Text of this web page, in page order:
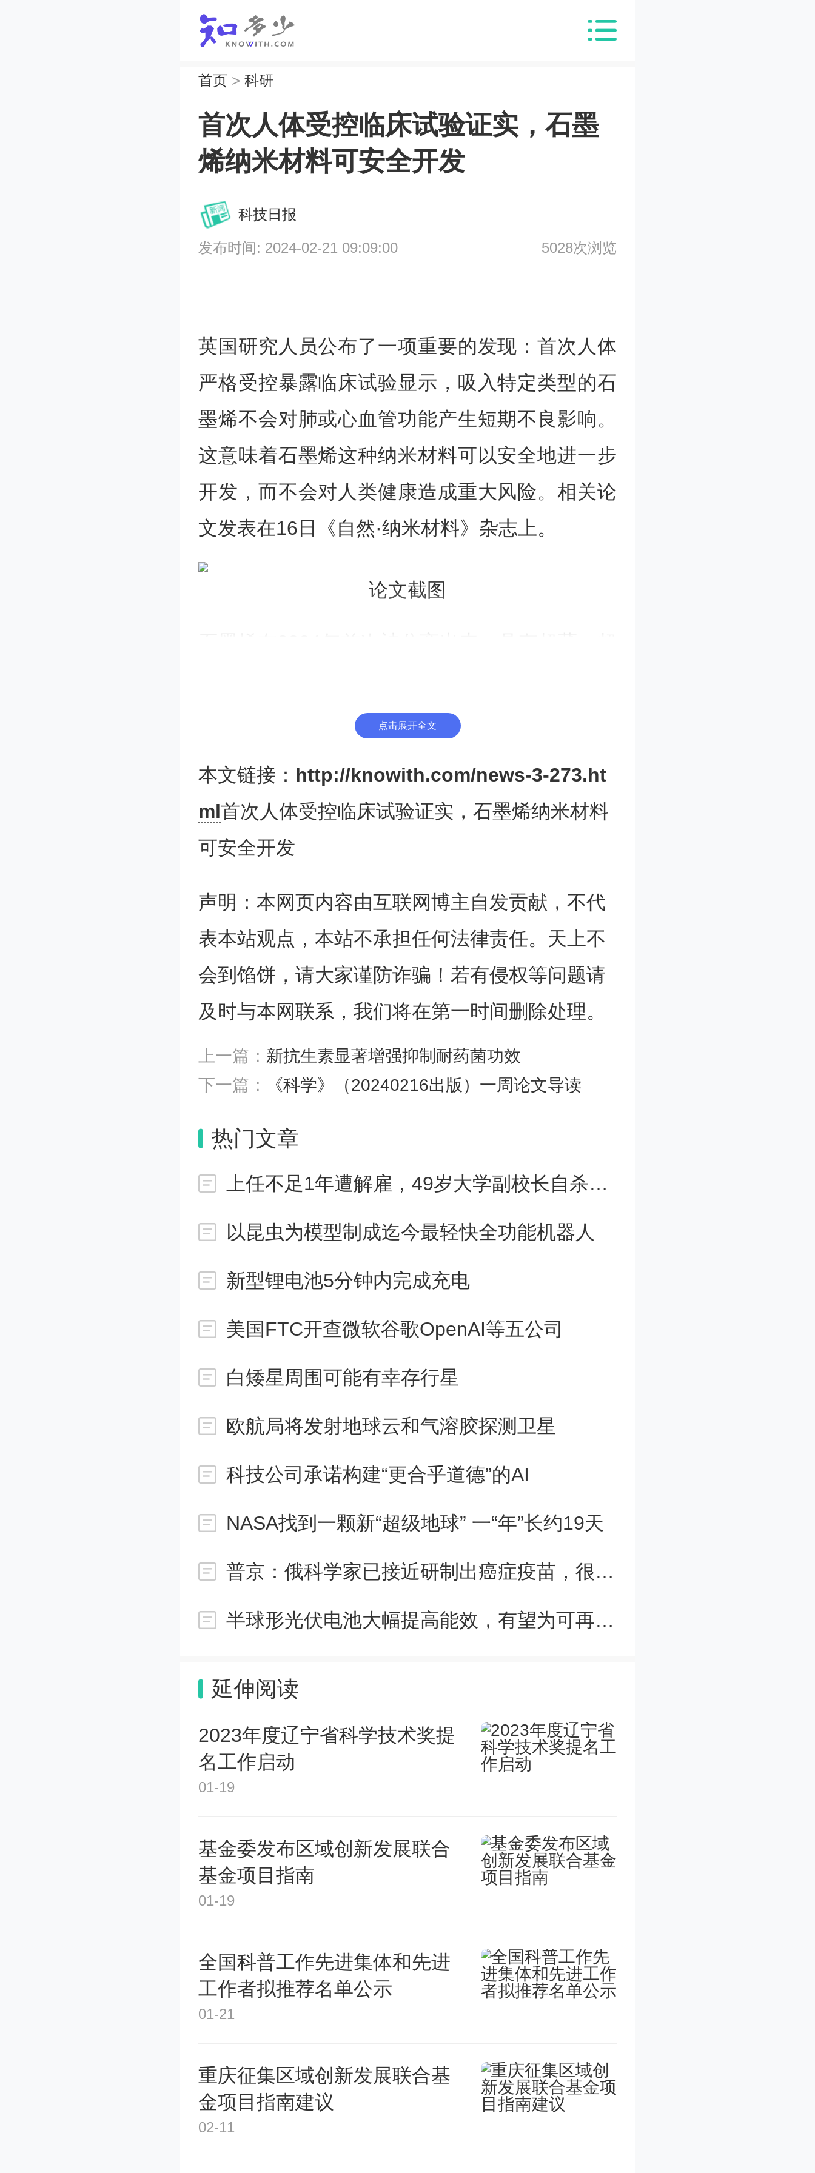
首页 > 科研
首次人体受控临床试验证实，石墨
烯纳米材料可安全开发
科技日报
发布时间: 2024-02-21 09:09:00 5028次浏览
英国研究人员公布了一项重要的发现：首次人体
严格受控暴露临床试验显示，吸入特定类型的石
墨烯不会对肺或心血管功能产生短期不良影响。
这意味着石墨烯这种纳米材料可以安全地进一步
开发，而不会对人类健康造成重大风险。相关论
文发表在16日《自然·纳米材料》杂志上。
论文截图
应用于电子产品、手机屏幕、服装、油漆和水净
针对癌症和其他疾病的靶向治疗方面所能发挥的
作用，例如将其制成可植入设备和传感器。然
而，在医疗应用之前，所有纳米材料都需要测试
是否有任何潜在的不利影响。
此次人体试验使用了超纯氧化石墨烯纳米薄片
（一种与水相融的材料）。来自爱丁堡大学和曼
彻斯特大学的研究人员招募了14名志愿者，这些
人在严格控制的暴露和临床监测条件下参与了这
项研究。志愿者在专门设计的移动实验室中骑车
时，戴着口罩呼吸了超纯氧化石墨烯2个小时，并
返回诊所，反复受控地暴露在不同质量的氧化石
墨烯或清洁空气中进行比较。
结果表明，吸入超纯氧化石墨烯对肺功能、血压
或大多数其他生物参数没有不良影响。研究人员
会影响血液凝块的方式，但这种影响非常小。不
过，仍需进一步调查以确定更高剂量和长时间接
触石墨烯的潜在影响。
研究人员表示，石墨烯等纳米材料前景看好，但
泛地应用。通过在人类志愿者身上探索这种独特
手段和监测技术的开发打开大门。
点击展开全文
本文链接： http://knowith.com/news-3-273.ht
ml首次人体受控临床试验证实，石墨烯纳米材料
可安全开发
声明：本网页内容由互联网博主自发贡献，不代
表本站观点，本站不承担任何法律责任。天上不
会到馅饼，请大家谨防诈骗！若有侵权等问题请
及时与本网联系，我们将在第一时间删除处理。
上一篇： 新抗生素显著增强抑制耐药菌功效
下一篇：
《科学》（20240216出版）一周论文导读
热门文章
上任不足1年遭解雇，49岁大学副校长自杀身亡
以昆虫为模型制成迄今最轻快全功能机器人
新型锂电池5分钟内完成充电
美国FTC开查微软谷歌OpenAI等五公司
白矮星周围可能有幸存行星
欧航局将发射地球云和气溶胶探测卫星
科技公司承诺构建“更合乎道德”的AI
NASA找到一颗新“超级地球” 一“年”长约19天
普京：俄科学家已接近研制出癌症疫苗，很快将面世
半球形光伏电池大幅提高能效，有望为可再生能源技术开辟新应用领域
延伸阅读
2023年度辽宁省科学技术奖提
名工作启动
01-19
基金委发布区域创新发展联合
基金项目指南
01-19
全国科普工作先进集体和先进
工作者拟推荐名单公示
01-21
重庆征集区域创新发展联合基
金项目指南建议
02-11